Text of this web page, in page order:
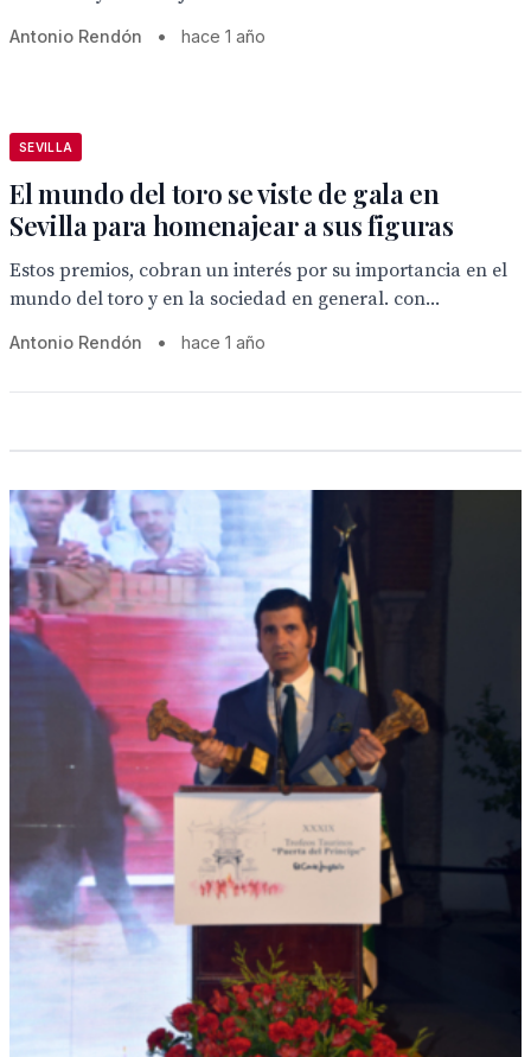
Antonio Rendón • hace 1 año
SEVILLA
El mundo del toro se viste de gala en
Sevilla para homenajear a sus figuras
Estos premios, cobran un interés por su importancia en el
mundo del toro y en la sociedad en general. con...
Antonio Rendón • hace 1 año